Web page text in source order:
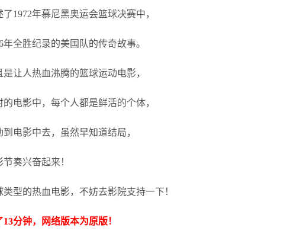
1972年慕尼黑奥运会篮球决赛中，
全胜纪录的美国队的传奇故事。
让人热血沸腾的篮球运动电影，
电影中，每个人都是鲜活的个体，
电影中去，虽然早知道结局，
奏兴奋起来！
型的热血电影，不妨去影院支持一下！
分钟，网络版本为原版！